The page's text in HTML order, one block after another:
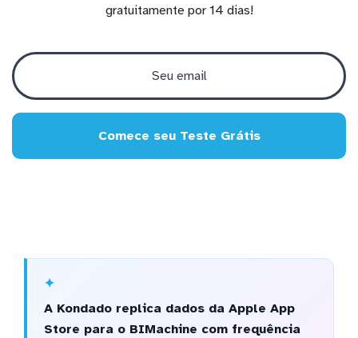
gratuitamente por 14 dias!
Comece seu Teste Grátis
A Kondado replica dados da Apple App
Store para o BIMachine com frequência